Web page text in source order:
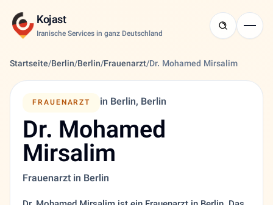
Kojast
Iranische Services in ganz Deutschland
Startseite/Berlin/Berlin/Frauenarzt/Dr. Mohamed Mirsalim
FRAUENARZT in Berlin, Berlin
Dr. Mohamed
Mirsalim
Frauenarzt in Berlin